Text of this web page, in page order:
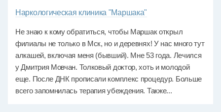
Наркологическая клиника "Маршака"
Не знаю к кому обратиться, чтобы Маршак открыл
филиалы не только в Мск, но и деревнях! У нас много тут
алкашей, включая меня (бывший). Мне 53 года. Лечился
у Дмитрия Мовчан. Толковый доктор, хоть и молодой
еще. После ДНК прописали комплекс процедур. Больше
всего запомнилась терапия убеждения. Также...